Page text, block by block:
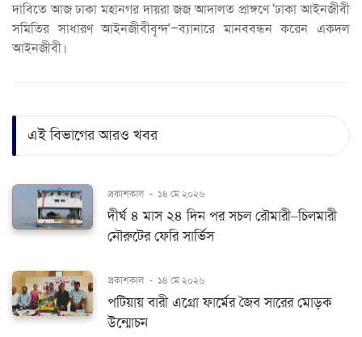
দাবিতে আজ ঢাকা মহানগর দায়রা জজ আদালত প্রাঙ্গণে ‘ঢাকা আইনজীবী
সমিতির সাধারণ আইনজীবীবৃন্দ’–ব্যানারে মানববন্ধন করেন একদল
আইনজীবী।
এই বিভাগের আরও খবর
প্রকাশকাল - ১৪ মে ২০২৬
দীর্ঘ ৪ মাস ২৪ দিন পর সচল রৌমারী–চিলমারী
নৌরুটের ফেরি সার্ভিস
প্রকাশকাল - ১৪ মে ২০২৬
পটিয়ায় বারী এগ্রো ফার্মের জৈব সারের মোড়ক
উন্মোচন